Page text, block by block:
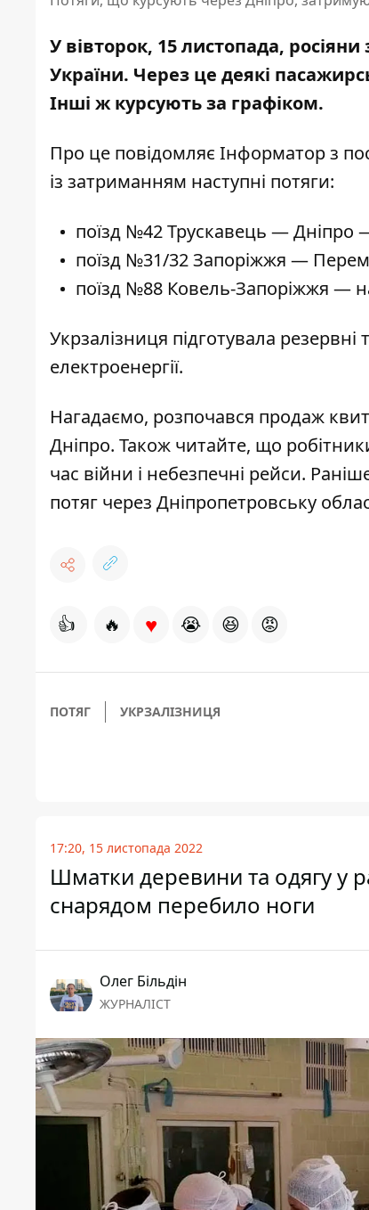
У вівторок, 15 листопада,
України. Через це деякі
Інші ж курсують за графіком.
Про це повідомляє Інформатор з
із затриманням наступні потяги:
поїзд №42 Трускавець — Дніпро
поїзд №31/32 Запоріжжя —
поїзд №88 Ковель-Запоріжжя —
Укрзалізниця підготувала
електроенергії.
Нагадаємо, розпочався продаж
Дніпро. Також читайте, що
час війни і небезпечні рейси.
потяг через Дніпропетровську
👍 🔥 ♥ 😭 😆 😡
ПОТЯГ УКРЗАЛІЗНИЦЯ
17:20, 15 листопада 2022
Шматки деревини та одягу у
снарядом перебило ноги
Олег Більдін
ЖУРНАЛІСТ